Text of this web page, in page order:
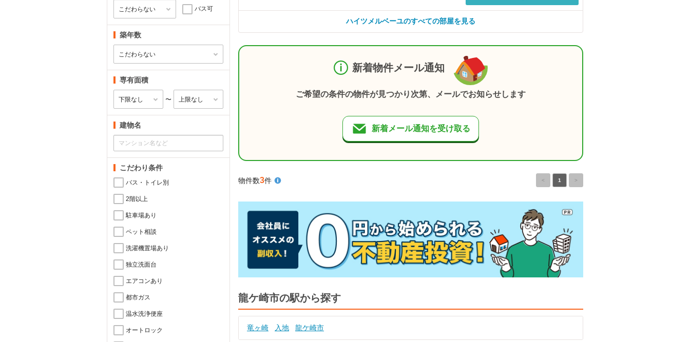
バス可
築年数
専有面積
〜
建物名
こだわり条件
バス・トイレ別
2階以上
駐車場あり
ペット相談
洗濯機置場あり
独立洗面台
エアコンあり
都市ガス
温水洗浄便座
オートロック
ハイツメルベーユのすべての部屋を見る
新着物件メール通知
ご希望の条件の物件が見つかり次第、メールでお知らせします
新着メール通知を受け取る
物件数3件 < 1 >
龍ケ崎市の駅から探す
竜ヶ崎 入地 龍ケ崎市